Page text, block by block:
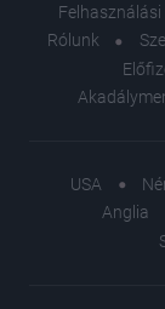
Rólunk
USA
Anglia